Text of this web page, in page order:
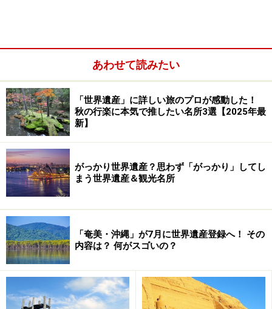
登録基準(vii)を満たし、傑出した自然美が評価された中国の
世界遺産「黄龍の景観と歴史地域」の石灰棚 (C) chensiyuan
世界遺産に登録されるためには、10項目ある登録基準を
1項目以上満たさなければならない。このうち、登録基
準(vii)～(x)のみを1項目以上を満たした物件を「自然遺
産」という。
■自然遺産の登録基準
(vii) 類まれな自然の美や美的要素を有した自然現
象、または地域を含むもの
(viii) 生命の記録、進行中の地形発達の重要な地質
学的過程、または重要な地形学的・自然地理学的特
徴を含む、地球の歴史の主要な段階を示す顕著な例
であるもの
あわせて読みたい
「世界遺産」に詳しい旅のプロが感動した！
秋の行楽に本気で推したい名所3選【2025年最
新】
がっかり世界遺産？思わず「がっかり」してし
まう世界遺産＆観光名所
「奄美・沖縄」が7月に世界遺産登録へ！ その
内容は？ 何がスゴいの？